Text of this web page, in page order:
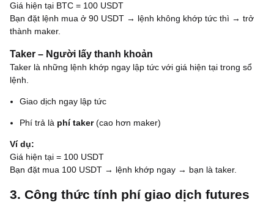
Giá hiện tại BTC = 100 USDT
Bạn đặt lệnh mua ở 90 USDT → lệnh không khớp tức thì → trở
thành maker.
Taker – Người lấy thanh khoản
Taker là những lệnh khớp ngay lập tức với giá hiện tại trong sổ
lệnh.
Giao dịch ngay lập tức
Phí trả là phí taker(cao hơn maker)
Ví dụ:
Giá hiện tại = 100 USDT
Bạn đặt mua 100 USDT → lệnh khớp ngay → bạn là taker.
3. Công thức tính phí giao dịch futures